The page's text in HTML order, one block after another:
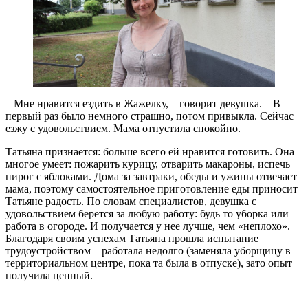
– Мне нравится ездить в Жажелку, – говорит девушка. – В
первый раз было немного страшно, потом привыкла. Сейчас
езжу с удовольствием. Мама отпустила спокойно.
Татьяна признается: больше всего ей нравится готовить. Она
многое умеет: пожарить курицу, отварить макароны, испечь
пирог с яблоками. Дома за завтраки, обеды и ужины отвечает
мама, поэтому самостоятельное приготовление еды приносит
Татьяне радость. По словам специалистов, девушка с
удовольствием берется за любую работу: будь то уборка или
работа в огороде. И получается у нее лучше, чем «неплохо».
Благодаря своим успехам Татьяна прошла испытание
трудоустройством – работала недолго (заменяла уборщицу в
территориальном центре, пока та была в отпуске), зато опыт
получила ценный.